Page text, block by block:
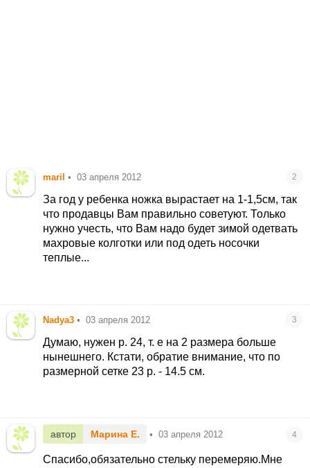
maril • 03 апреля 2012 2
За год у ребенка ножка вырастает на 1-1,5см, так
что продавцы Вам правильно советуют. Только
нужно учесть, что Вам надо будет зимой одетвать
махровые колготки или под одеть носочки
теплые...
Nadya3 • 03 апреля 2012 3
Думаю, нужен р. 24, т. е на 2 размера больше
нынешнего. Кстати, обратие внимание, что по
размерной сетке 23 р. - 14.5 см.
автор Марина Е. • 03 апреля 2012 4
Спасибо,обязательно стельку перемеряю.Мне